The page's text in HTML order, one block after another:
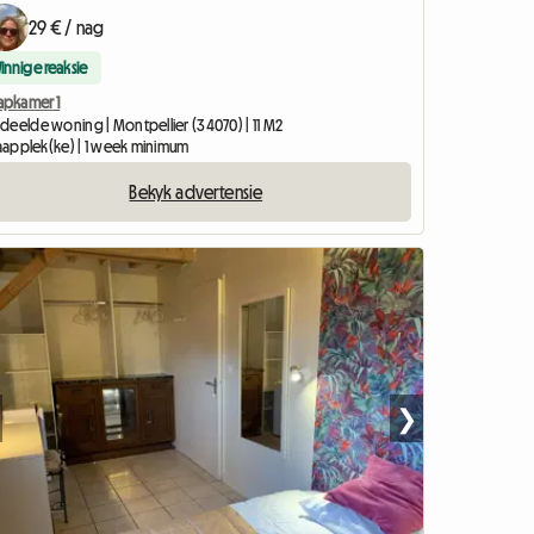
29 € / nag
reaksie
1
woning | Montpellier (34070) | 11 M2
| 1 week minimum
Bekyk advertensie
❯